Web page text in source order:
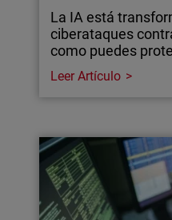
La IA está
ciberataques
como puedes
Leer Artículo